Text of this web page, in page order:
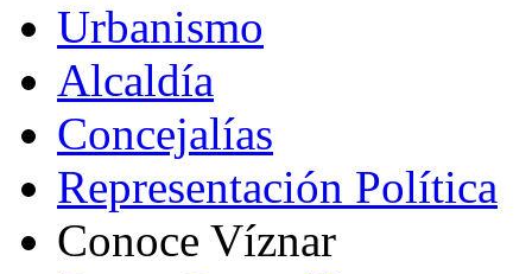
Urbanismo
Alcaldía
Concejalías
Representación Política
Conoce Víznar